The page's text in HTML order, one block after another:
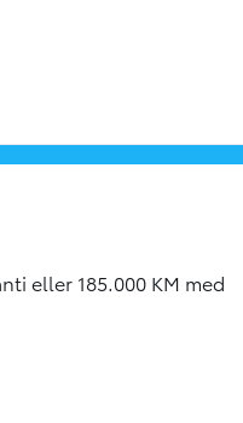
eller 185.000 KM med